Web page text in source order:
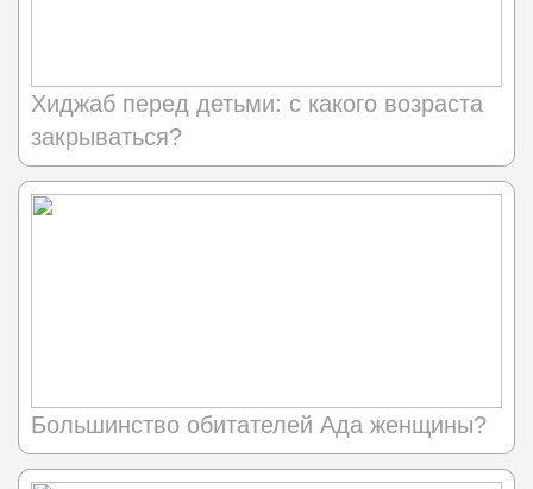
Хиджаб перед детьми: с какого возраста
закрываться?
Большинство обитателей Ада женщины?